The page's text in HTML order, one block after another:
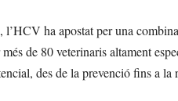
l’HCV ha apostat per una
de 80 veterinaris altament
des de la prevenció fins a la